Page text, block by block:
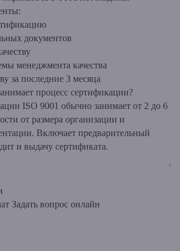
документов
менеджмента качества
за последние 3 месяца
процесс сертификации?
ISO 9001 обычно занимает от 2 до 6
от размера организации и
Включает предварительный
и выдачу сертификата.
Задать вопрос онлайн